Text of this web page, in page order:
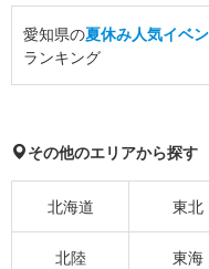
愛知県の夏休み人気イベ
ランキング
その他のエリアから探す
北海道 東北
北陸 東海